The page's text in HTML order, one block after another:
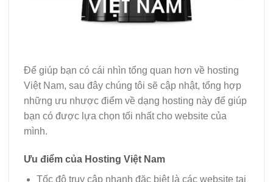
Để giúp bạn có cái nhìn tổng quan hơn về hosting
Việt Nam, sau đây chúng tôi sẽ cập nhật, tổng hợp
những ưu nhược điểm về dạng hosting này để giúp
bạn có được lựa chọn tối nhất cho website của
mình.
Ưu điểm của Hosting Việt Nam
Tốc độ truy cập nhanh đặc biệt là các website tại